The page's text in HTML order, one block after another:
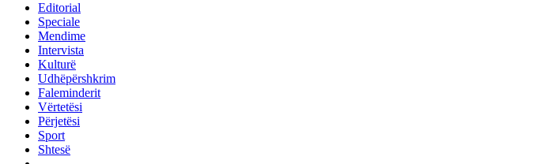
Editorial
Speciale
Mendime
Intervista
Kulturë
Udhëpërshkrim
Faleminderit
Vërtetësi
Përjetësi
Sport
Shtesë